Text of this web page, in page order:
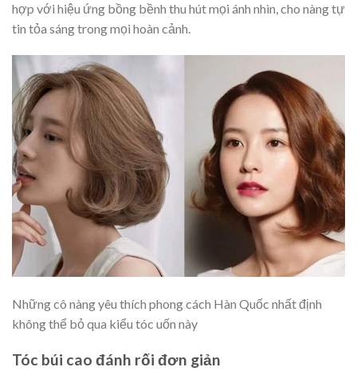
hợp với hiệu ứng bồng bềnh thu hút mọi ánh nhìn, cho nàng tự
tin tỏa sáng trong mọi hoàn cảnh.
Những cô nàng yêu thích phong cách Hàn Quốc nhất định
không thể bỏ qua kiểu tóc uốn này
Tóc búi cao đánh rối đơn giản